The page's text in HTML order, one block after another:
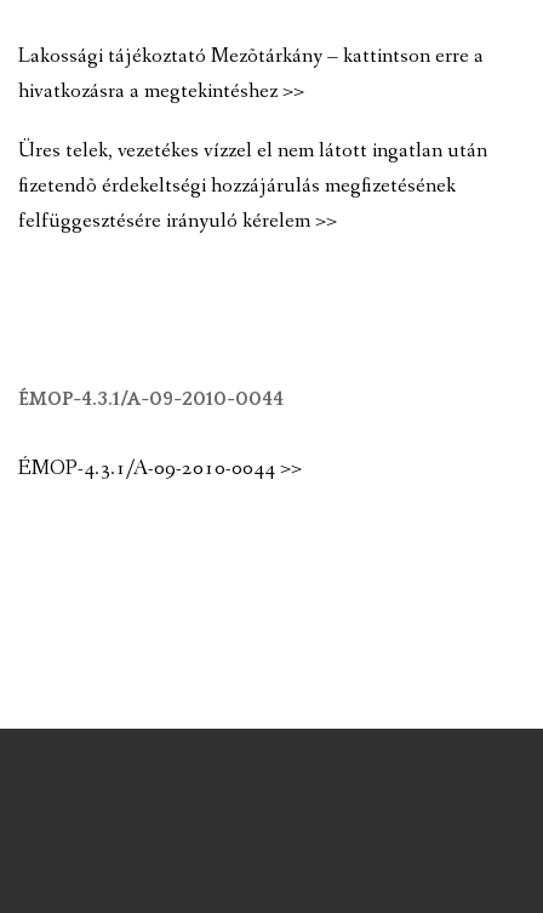
Lakossági tájékoztató Mezõtárkány – kattintson erre a
hivatkozásra a megtekintéshez >>
Üres telek, vezetékes vízzel el nem látott ingatlan után
fizetendõ érdekeltségi hozzájárulás megfizetésének
felfüggesztésére irányuló kérelem >>
ÉMOP-4.3.1/A-09-2010-0044
ÉMOP-4.3.1/A-09-2010-0044 >>